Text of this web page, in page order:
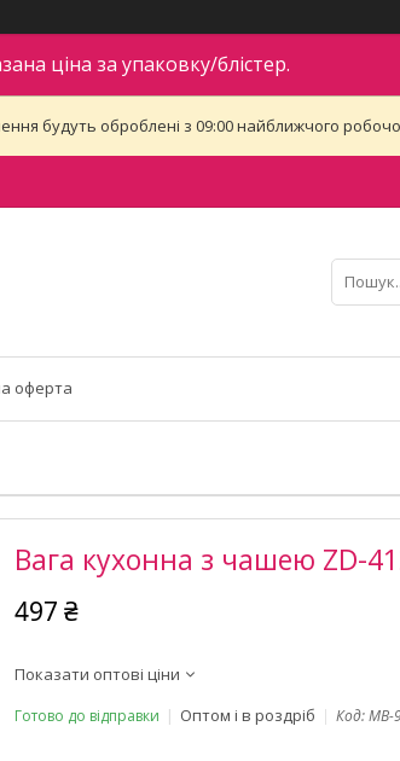
ціна за упаковку/блістер.
будуть оброблені з 09:00 найближчого
оферта
Вага кухонна з чашею ZD-
497 ₴
Показати оптові ціни
Готово до відправки Оптом і в роздріб Код:MB-